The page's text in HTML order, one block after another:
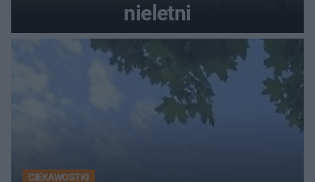
nieletni
CIEKAWOSTKI